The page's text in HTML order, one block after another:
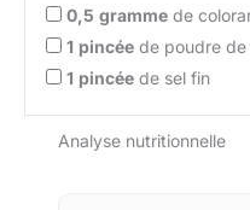
0,5 gramme de
1 pincée de poudre de
1 pincée de sel fin
Analyse nutritionnelle